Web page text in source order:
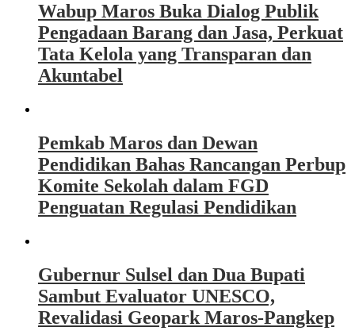
Wabup Maros Buka Dialog Publik
Pengadaan Barang dan Jasa, Perkuat
Tata Kelola yang Transparan dan
Akuntabel
Pemkab Maros dan Dewan
Pendidikan Bahas Rancangan Perbup
Komite Sekolah dalam FGD
Penguatan Regulasi Pendidikan
Gubernur Sulsel dan Dua Bupati
Sambut Evaluator UNESCO,
Revalidasi Geopark Maros-Pangkep